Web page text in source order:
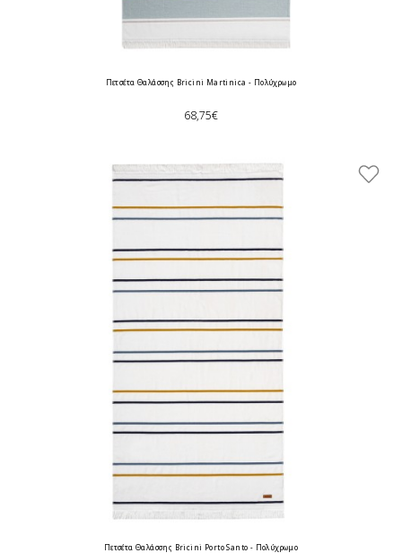
Πετσέτα Θαλάσσης Bricini Martinica - Πολύχρωμο
68,75€
Πετσέτα Θαλάσσης Bricini Porto Santo - Πολύχρωμο